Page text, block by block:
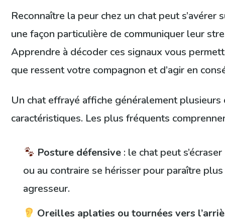
Reconnaître la peur chez un chat peut s’avérer
une façon particulière de communiquer leur
Apprendre à décoder ces signaux vous
que ressent votre compagnon et d’agir en
Un chat effrayé affiche généralement
caractéristiques. Les plus fréquents
Posture défensive : le chat peut
ou au contraire se hérisser pour paraître
agresseur.
Oreilles aplaties ou tournées vers